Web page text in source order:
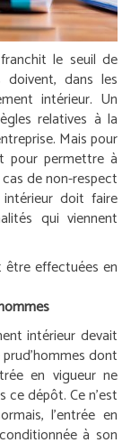
le seuil de
doivent, dans les
intérieur. Un
relatives à la
Mais pour
pour permettre à
de non-respect
doit faire
qui viennent
effectuées en
intérieur devait
dont
en vigueur ne
ce dépôt. Ce n’est
l’entrée en
à son